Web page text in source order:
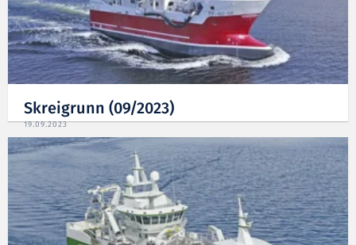
Skreigrunn (09/2023)
19.09.2023